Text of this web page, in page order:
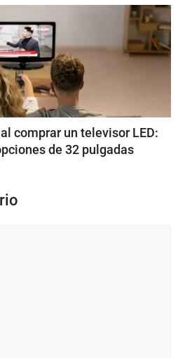
comprar un televisor LED:
de 32 pulgadas